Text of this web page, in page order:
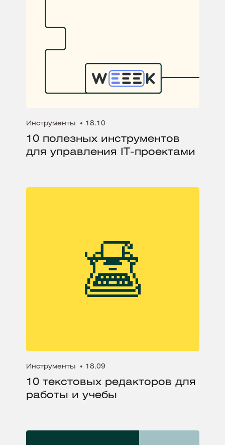
Инструменты 18.10
10 полезных инструментов
для управления IT-проектами
Инструменты 18.09
10 текстовых редакторов для
работы и учебы